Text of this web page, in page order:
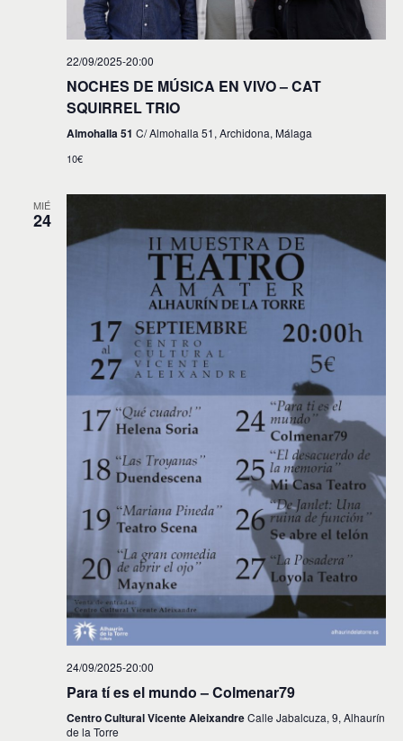
22/09/2025-20:00
NOCHES DE MÚSICA EN VIVO – CAT
SQUIRREL TRIO
Almohalla 51 C/ Almohalla 51, Archidona, Málaga
10€
MIÉ
24
24/09/2025-20:00
Para tí es el mundo – Colmenar79
Centro Cultural Vicente AleixandreCalle Jabalcuza, 9, Alhaurín
de la Torre